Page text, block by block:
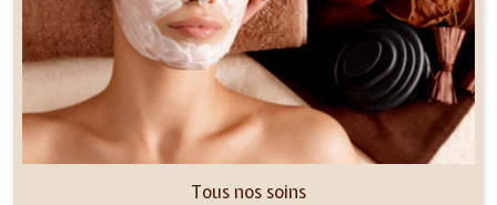
Tous nos soins